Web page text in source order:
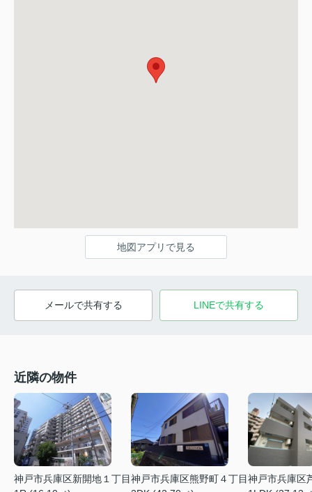
地図アプリで見る
メールで共有する LINEで共有する
近隣の物件
神戸市兵庫区新開地１丁目神戸市兵庫区熊野町４丁目神戸市兵庫区